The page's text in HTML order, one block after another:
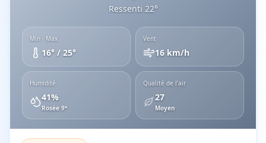
Ressenti 22°
Min · Max
16° / 25°
Vent
16 km/h
Humidité
41%
Rosée 9°
Qualité de l’air
27
Moyen